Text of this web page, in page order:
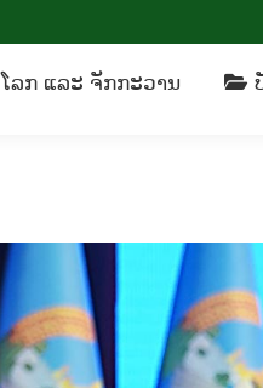
​ໂລກ ແລະ ຈັກ​ກະ​ວານ
​ໂລກ ແລະ ຈັກ​ກະ​ວານ